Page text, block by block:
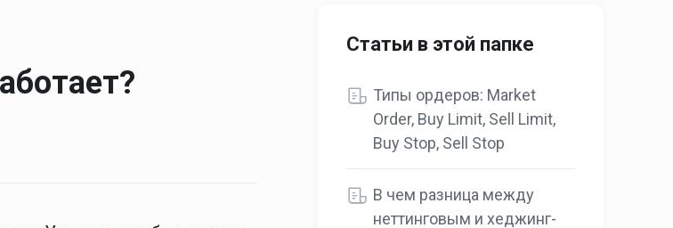
Статьи в этой папке
Типы ордеров: Market
Order, Buy Limit, Sell Limit,
Buy Stop, Sell Stop
В чем разница между
неттинговым и хеджинг-